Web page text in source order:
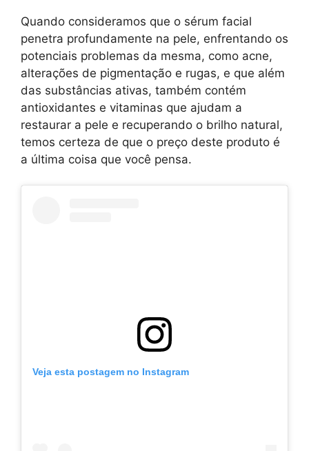
Quando consideramos que o sérum facial
penetra profundamente na pele, enfrentando os
potenciais problemas da mesma, como acne,
alterações de pigmentação e rugas, e que além
das substâncias ativas, também contém
antioxidantes e vitaminas que ajudam a
restaurar a pele e recuperando o brilho natural,
temos certeza de que o preço deste produto é
a última coisa que você pensa.
Veja esta postagem no Instagram